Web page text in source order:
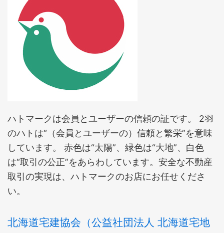
ハトマークは会員とユーザーの信頼の証です。 2羽
のハトは“（会員とユーザーの）信頼と繁栄”を意味
しています。 赤色は“太陽”、緑色は“大地”、白色
は“取引の公正”をあらわしています。安全な不動産
取引の実現は、ハトマークのお店にお任せくださ
い。
北海道宅建協会（公益社団法人 北海道宅地